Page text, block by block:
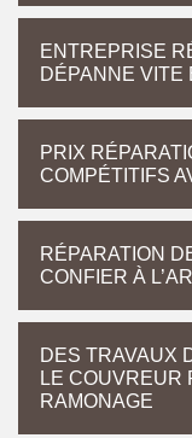
ENTREPRISE
DÉPANNE VITE
PRIX
COMPÉTITIFS
RÉPARATION
CONFIER À
DES TRAVAUX
LE COUVREUR
RAMONAGE